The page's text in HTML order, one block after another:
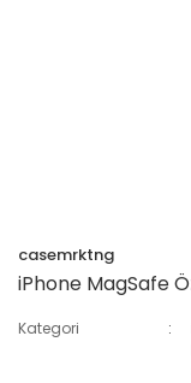
casemrktng
iPhone MagSafe
Kategori